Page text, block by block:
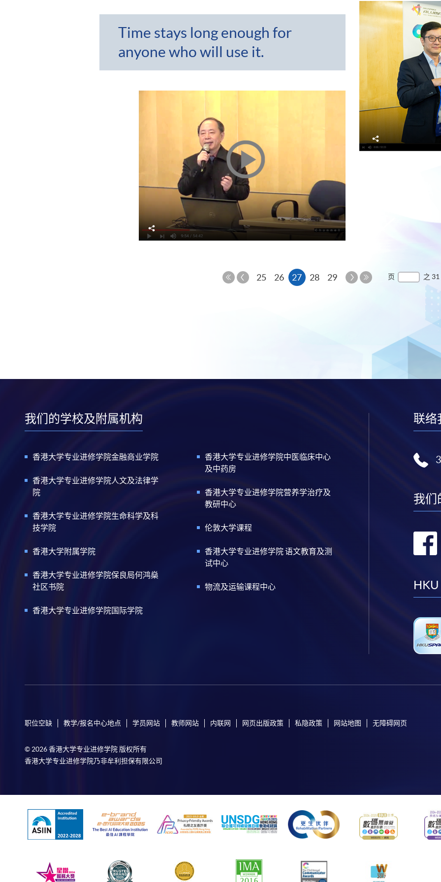
Time stays long enough for
anyone who will use it.
分
享
享
上
25 26 27本 28 29
下
页 之 31
我们的学校及附属机构
香港大学专业进修学院金融商业学院
香港大学专业进修学院人文及法律学
院
香港大学专业进修学院生命科学及科
技学院
香港大学附属学院
香港大学专业进修学院保良局何鸿燊
社区书院
香港大学专业进修学院国际学院
香港大学专业进修学院中医临床中心
及中药房
香港大学专业进修学院营养学治疗及
教研中心
伦敦大学课程
香港大学专业进修学院 语文教育及测
试中心
物流及运输课程中心
联络
我们
HKU
职位空缺 教学/报名中心地点 学员网站 教师网站 内联网 网页出版政策 私隐政策 网站地图 无障碍网页
© 2026 香港大学专业进修学院 版权所有
香港大学专业进修学院乃非牟利担保有限公司